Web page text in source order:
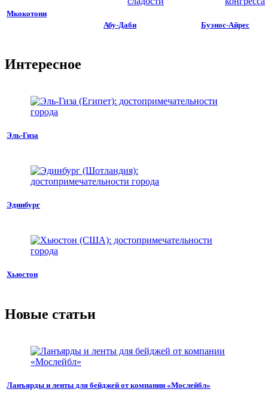
Мкокотони
Абу-Даби
Буэнос-Айрес
Интересное
Эль-Гиза
Эдинбург
Хьюстон
Новые статьи
Ланъярды и ленты для бейджей от компании «Мослейбл»